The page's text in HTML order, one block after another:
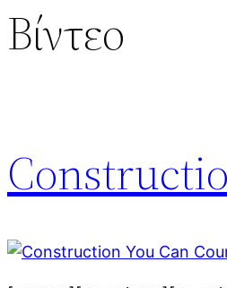
Βίντεο